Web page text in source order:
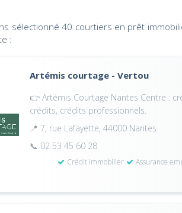
sélectionné 40 courtiers en prêt
:
Artémis courtage - Vertou
👉 Artémis Courtage Nantes Centre :
crédits, crédits professionnels.
📍 7, rue Lafayette, 44000 Nantes
📞 02 53 45 60 28
Crédit immobilier Assurance